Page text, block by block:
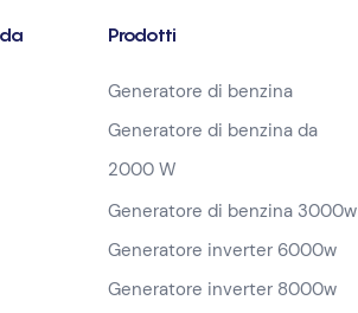
Prodotti
Generatore di benzina
Generatore di benzina da
2000 W
Generatore di benzina 3000w
Generatore inverter 6000w
Generatore inverter 8000w